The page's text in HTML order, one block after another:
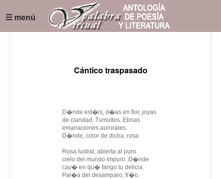
☰ menú
Cántico traspasado
D�nde est�is, d�as en flor, joyas
de claridad. Tumultos. Ebrias
emanaciones aurorales.
D�nde, color de dicha, rosa.
Rosa lustral, abierta al puro
cielo del mundo impuro. D�nde
cay� en qu� fango tu delicia.
Pal�a del desamparo, fr�o.